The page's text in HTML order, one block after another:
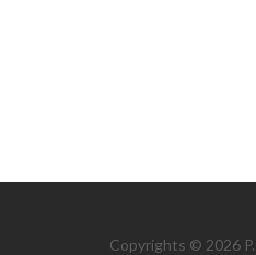
Copyrights © 2026